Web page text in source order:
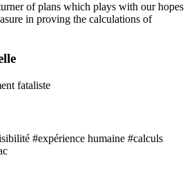
of plans which plays with our hopes
in proving the calculations of
fataliste
#expérience humaine #calculs